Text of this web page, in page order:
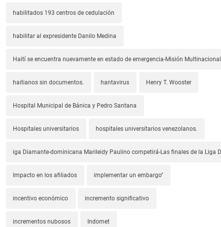
habilitados 193 centros de cedulación
habilitar al expresidente Danilo Medina
Haití se encuentra nuevamente en estado de emergencia-Misión
haitianos sin documentos. hantavirus Henry T. Wooster
Hospital Municipal de Bánica y Pedro Santana
Hospitales universitarios hospitales universitarios venezolanos.
iga Diamante-dominicana Marileidy Paulino competirá-Las finales de la Liga
Impacto en los afiliados implementar un embargo"
incentivo económico incremento significativo
incrementos nubosos Indomet